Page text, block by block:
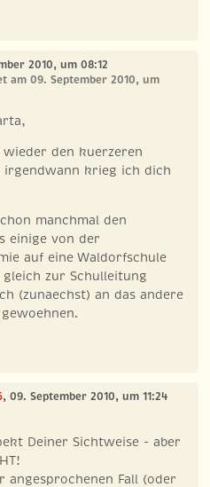
2010, um 08:12
am 09. September 2010, um
wieder den kuerzeren
irgendwann krieg ich dich
manchmal den
einige von der
auf eine Waldorfschule
zur Schulleitung
(zunaechst) an das andere
, 09. September 2010, um 11:24
Deiner Sichtweise - aber
angesprochenen Fall (oder